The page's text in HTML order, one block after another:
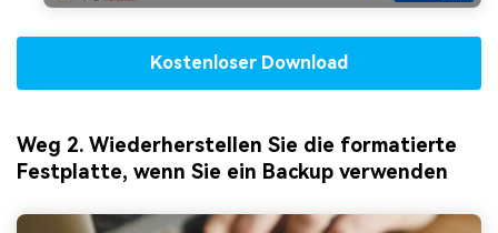
Kostenloser Download
Weg 2. Wiederherstellen Sie die formatierte
Festplatte, wenn Sie ein Backup verwenden